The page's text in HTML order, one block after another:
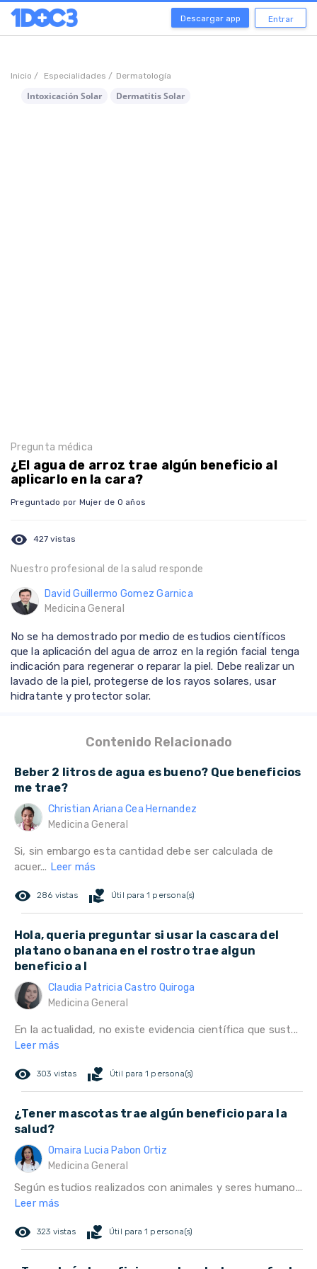
Descargar app Entrar
Inicio / Especialidades / Dermatología
Intoxicación Solar Dermatitis Solar
Pregunta médica
¿El agua de arroz trae algún beneficio al
aplicarlo en la cara?
Preguntado por Mujer de 0 años
visibility 427 vistas
Nuestro profesional de la salud responde
David Guillermo Gomez Garnica
Medicina General
No se ha demostrado por medio de estudios científicos
que la aplicación del agua de arroz en la región facial tenga
indicación para regenerar o reparar la piel. Debe realizar un
lavado de la piel, protegerse de los rayos solares, usar
hidratante y protector solar.
Contenido Relacionado
Beber 2 litros de agua es bueno? Que beneficios
me trae?
Christian Ariana Cea Hernandez
Medicina General
Si, sin embargo esta cantidad debe ser calculada de
acuer... Leer más
remove_red_eye 286 vistas volunteer_activism Útil para 1 persona(s)
Hola, queria preguntar si usar la cascara del
platano o banana en el rostro trae algun
beneficio a l
Claudia Patricia Castro Quiroga
Medicina General
En la actualidad, no existe evidencia científica que sust...
Leer más
remove_red_eye 303 vistas volunteer_activism Útil para 1 persona(s)
¿Tener mascotas trae algún beneficio para la
salud?
Omaira Lucia Pabon Ortiz
Medicina General
Según estudios realizados con animales y seres humano...
Leer más
remove_red_eye 323 vistas volunteer_activism Útil para 1 persona(s)